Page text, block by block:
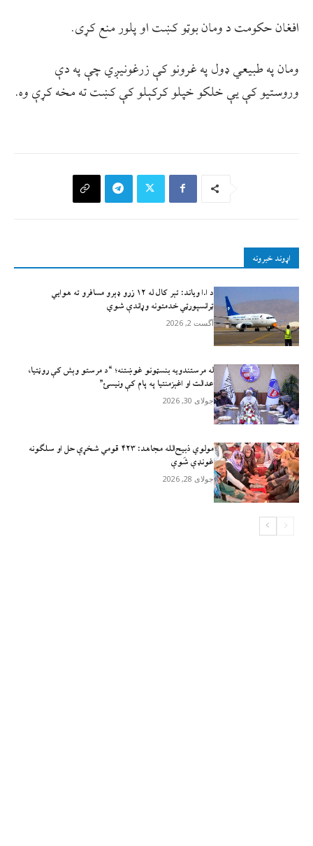
افغان حکومت د ومان بوټو کښت او پلور منع کړی.
ومان په طبیعي ډول په غرونو کې زرغونیږي چې په دې
وروستیو کې یې خلکو خپلو کرکېلو کې کښت ته مخه کړې وه.
اړوند خبرونه
د ا.ا وياند: تېر کال له ۱۲ زرو ډېرو مسافرو ته هوايي
ټرانسپورټي خدمتونه وړاندې شوي
آگست 2, 2026
له مرستندویه بنسټونو غوښتنه؛ “د مرستو وېش کې روڼتیا،
عدالت او اغېزمنتیا په پام کې ونیسئ”
جولای 30, 2026
مولوي ذبيح‌الله مجاهد: ۴۲۳ قومي شخړې حل او سلګونه
غونډې شَوې
جولای 28, 2026